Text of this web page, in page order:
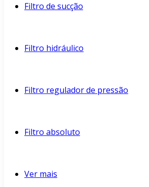
Filtro de sucção
Filtro hidráulico
Filtro regulador de pressão
Filtro absoluto
Ver mais